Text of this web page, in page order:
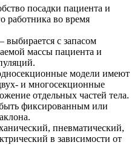
посадки пациента и
работника во время
выбирается с запасом
массы пациента и
модели имеют
и многосекционные
отдельных частей тела.
фиксированным или
пневматический,
в зависимости от